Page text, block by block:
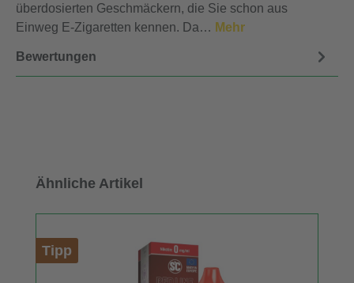
überdosierten Geschmäckern, die Sie schon aus
Einweg E-Zigaretten kennen. Da… Mehr
Bewertungen
Produktgalerie überspringen
Ähnliche Artikel
Tipp